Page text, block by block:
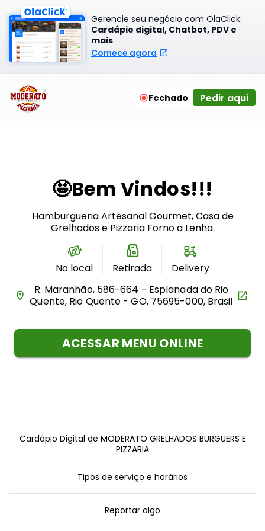
Gerencie seu negócio com OlaClick:
Cardápio digital, Chatbot, PDV e
mais.
Comece agora
Fechado Pedir aqui
🤩Bem Vindos!!!
Hamburgueria Artesanal Gourmet, Casa de
Grelhados e Pizzaria Forno a Lenha.
No local Retirada
Delivery
R. Maranhão, 586-664 - Esplanada do Rio
Quente, Rio Quente - GO, 75695-000, Brasil
ACESSAR MENU ONLINE
Cardápio Digital de MODERATO GRELHADOS BURGUERS E
PIZZARIA
Tipos de serviço e horários
Reportar algo